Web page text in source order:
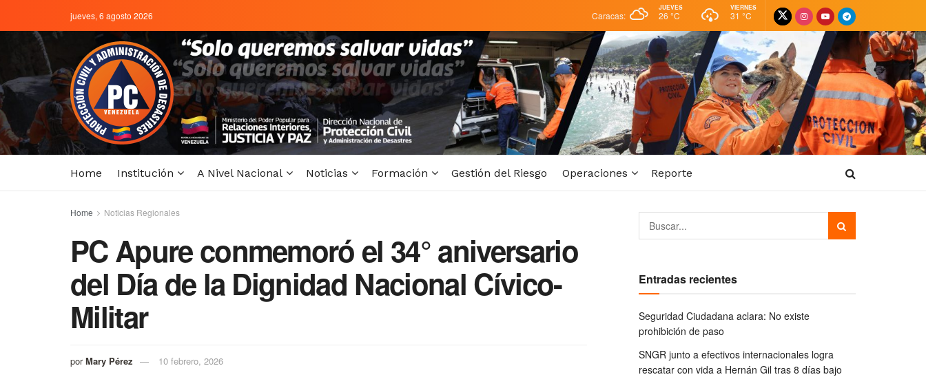
jueves, 6 agosto 2026 Caracas:
JUEVES
26 °C
VIERNES
31 °C
Home Institución A Nivel Nacional Noticias Formación Gestión del Riesgo Operaciones Reporte
Home Noticias Regionales
PC Apure conmemoró el 34° aniversario
del Día de la Dignidad Nacional Cívico-
Militar
por Mary Pérez 10 febrero, 2026
Entradas recientes
Seguridad Ciudadana aclara: No existe
prohibición de paso
SNGR junto a efectivos internacionales logra
rescatar con vida a Hernán Gil tras 8 días bajo